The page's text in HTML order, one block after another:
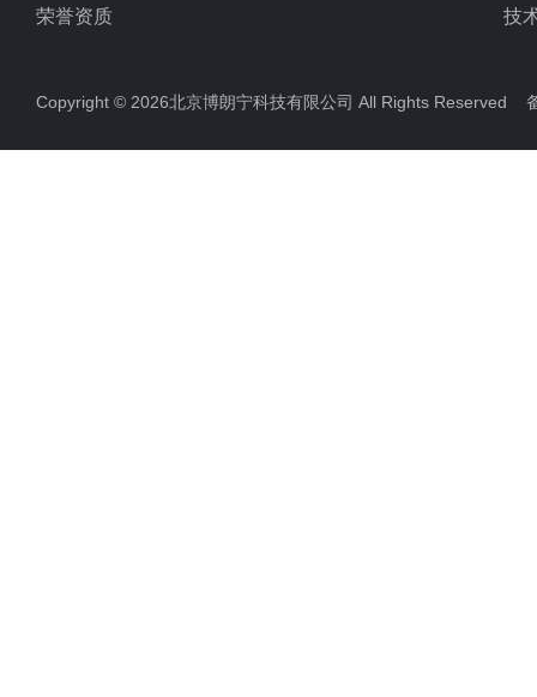
荣誉资质 技
Copyright © 2026北京博朗宁科技有限公司 All Rights Reserved